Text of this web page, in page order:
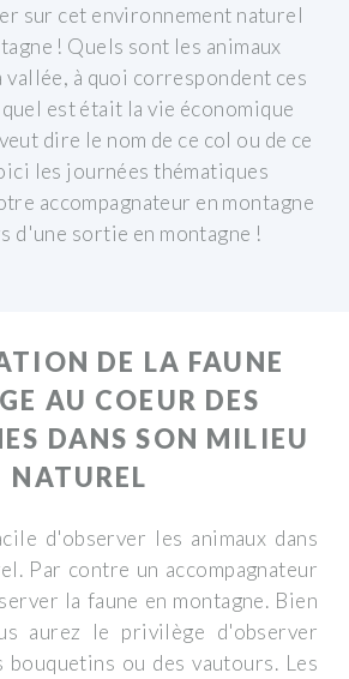
sur cet environnement naturel
! Quels sont les animaux
vallée, à quoi correspondent ces
est était la vie économique
dire le nom de ce col ou de ce
les journées thématiques
accompagnateur en montagne
d'une sortie en montagne !
DE LA FAUNE
AU COEUR DES
DANS SON MILIEU
NATUREL
d'observer les animaux dans
Par contre un accompagnateur
la faune en montagne. Bien
aurez le privilège d'observer
bouquetins ou des vautours. Les